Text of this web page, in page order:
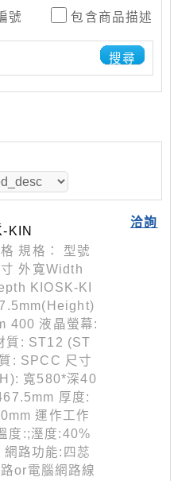
號 包含商品描述
搜尋
洽詢
KIN
規格： 型號
外寬Width
KIOSK-KI
400 液晶螢幕:
質: ST12 (ST
: SPCC 尺寸
寬580*深40
厚度:
運作工作
度:;溼度:40%
路功能:四蕊
or電腦網路線